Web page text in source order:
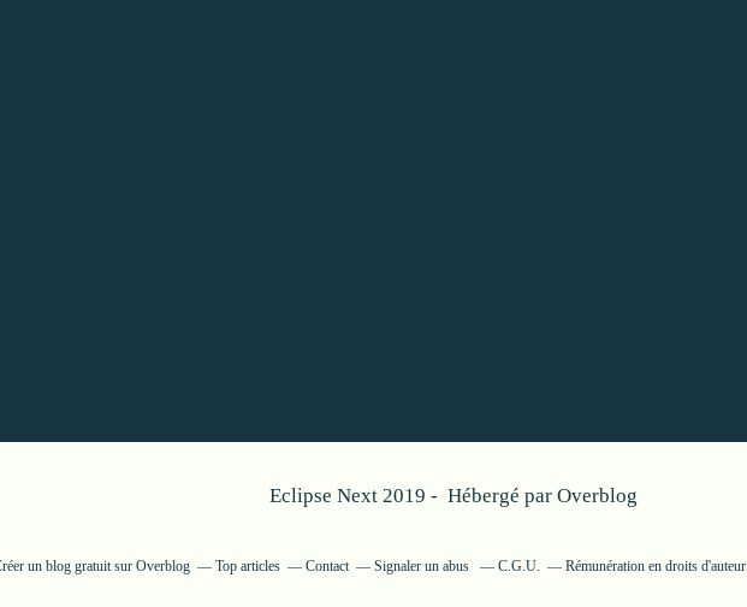
Eclipse Next 2019 - Hébergé par Overblog
un blog gratuit sur Overblog Top articles Contact Signaler un abus C.G.U. Rémunération en droits d'auteur